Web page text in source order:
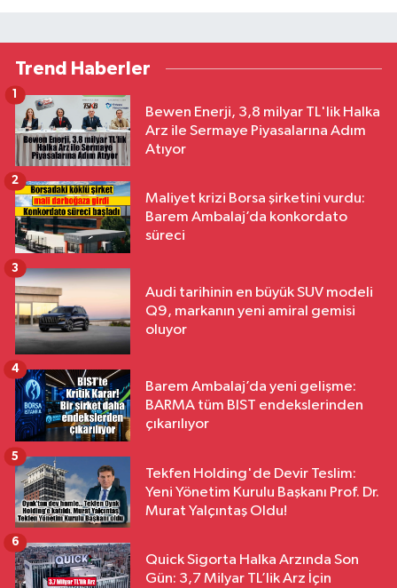
Trend Haberler
Bewen Enerji, 3,8 milyar TL'lik Halka
Arz ile Sermaye Piyasalarına Adım
Atıyor
1
Maliyet krizi Borsa şirketini vurdu:
Barem Ambalaj’da konkordato
süreci
2
Audi tarihinin en büyük SUV modeli
Q9, markanın yeni amiral gemisi
oluyor
3
Barem Ambalaj’da yeni gelişme:
BARMA tüm BIST endekslerinden
çıkarılıyor
4
Tekfen Holding'de Devir Teslim:
Yeni Yönetim Kurulu Başkanı Prof. Dr.
Murat Yalçıntaş Oldu!
5
Quick Sigorta Halka Arzında Son
Gün: 3,7 Milyar TL’lik Arz İçin
6